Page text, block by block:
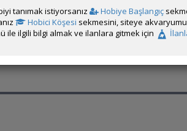
tanımak istiyorsanız
Hobiye Başlangıç
Hobici Köşesi sekmesini, siteye
ile ilgili bilgi almak ve ilanlara gitmek için